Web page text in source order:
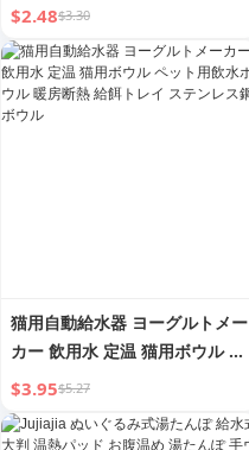
暖房ニュートラルバスルーム防
水 5イン1 4口 5口パネル
$2.48$3.30
猫用自動給水器 ヨーグルトメー
カー 飲用水 定温 猫用ボウル ペ
ット用飲水ボウル 暖房断熱 給
餌トレイ ステンレス鋼ボウル
$3.95$5.27